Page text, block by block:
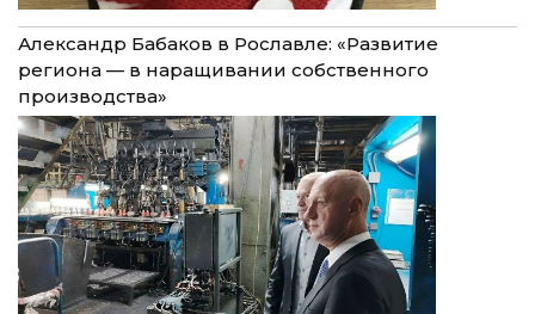
Александр Бабаков в Рославле: «Развитие
региона — в наращивании собственного
производства»